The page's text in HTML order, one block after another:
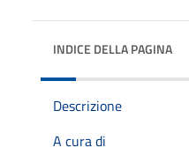
INDICE DELLA PAGINA
Descrizione
A cura di